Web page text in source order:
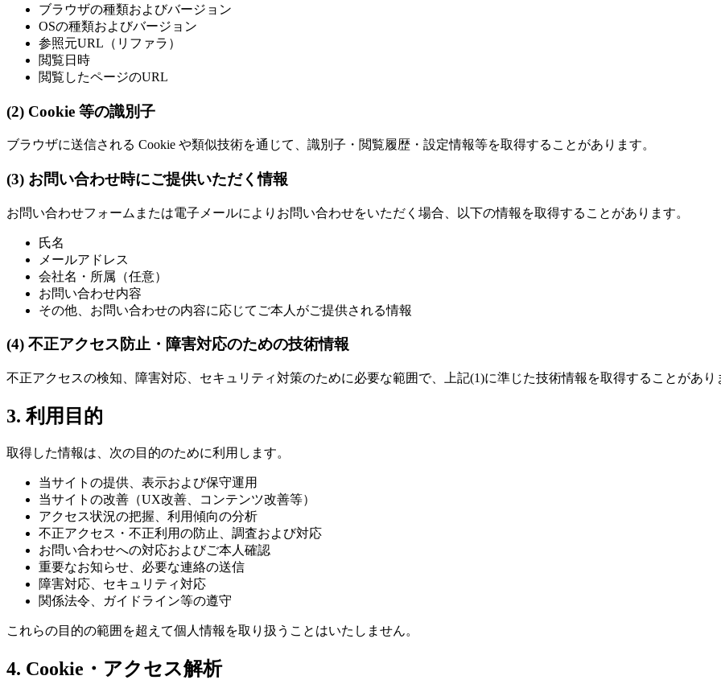
ブラウザの種類およびバージョン
OSの種類およびバージョン
参照元URL（リファラ）
閲覧日時
閲覧したページのURL
(2) Cookie 等の識別子
ブラウザに送信される Cookie や類似技術を通じて、識別子・閲覧履歴・設定情報等を取得することがあります。
(3) お問い合わせ時にご提供いただく情報
お問い合わせフォームまたは電子メールによりお問い合わせをいただく場合、以下の情報を取得することがあります。
氏名
メールアドレス
会社名・所属（任意）
お問い合わせ内容
その他、お問い合わせの内容に応じてご本人がご提供される情報
(4) 不正アクセス防止・障害対応のための技術情報
不正アクセスの検知、障害対応、セキュリティ対策のために必要な範囲で、上記(1)に準じた技術情報を取得することがあり
3. 利用目的
取得した情報は、次の目的のために利用します。
当サイトの提供、表示および保守運用
当サイトの改善（UX改善、コンテンツ改善等）
アクセス状況の把握、利用傾向の分析
不正アクセス・不正利用の防止、調査および対応
お問い合わせへの対応およびご本人確認
重要なお知らせ、必要な連絡の送信
障害対応、セキュリティ対応
関係法令、ガイドライン等の遵守
これらの目的の範囲を超えて個人情報を取り扱うことはいたしません。
4. Cookie・アクセス解析